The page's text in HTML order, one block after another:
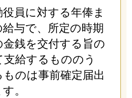
員に対する年俸ま
与で、所定の時期
銭を交付する旨の
給するもののう
のは事前確定届出
。